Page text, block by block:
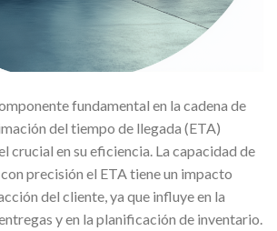
fundamental en la cadena de
del tiempo de llegada (ETA)
crucial en su eficiencia. La capacidad de
precisión el ETA tiene un impacto
del cliente, ya que influye en la
y en la planificación de inventario.